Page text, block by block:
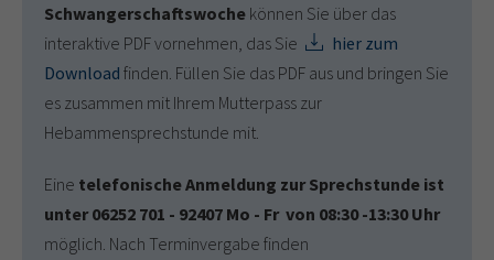
Schwangerschaftswoche können Sie über das
interaktive PDF vornehmen, das Sie
hier zum
Download finden. Füllen Sie das PDF aus und bringen Sie
es zusammen mit Ihrem Mutterpass zur
Hebammensprechstunde mit.
Eine telefonische Anmeldung zur Sprechstunde ist
unter 06252 701 - 92407 Mo - Fr von 08:30 -13:30 Uhr
möglich. Nach Terminvergabe finden